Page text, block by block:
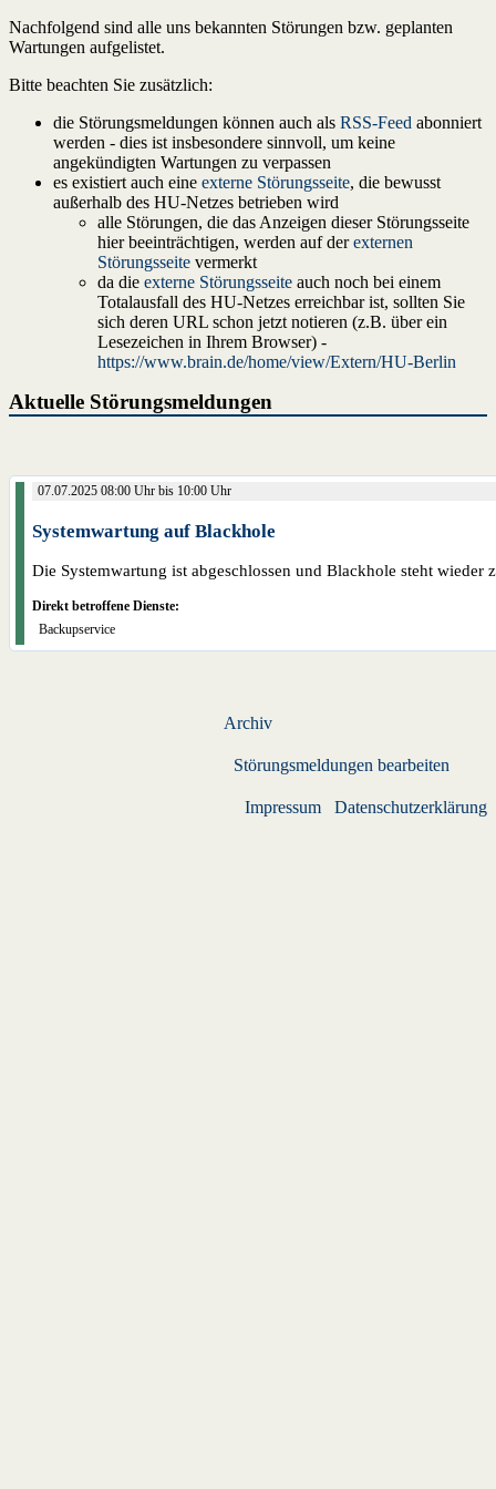
Nachfolgend sind alle uns bekannten Störungen bzw. geplanten
Wartungen aufgelistet.
Bitte beachten Sie zusätzlich:
die Störungsmeldungen können auch als RSS-Feed abonniert
werden - dies ist insbesondere sinnvoll, um keine
angekündigten Wartungen zu verpassen
es existiert auch eine externe Störungsseite, die bewusst
außerhalb des HU-Netzes betrieben wird
alle Störungen, die das Anzeigen dieser Störungsseite
hier beeinträchtigen, werden auf derexternen
Störungsseite vermerkt
da die externe Störungsseite auch noch bei einem
Totalausfall des HU-Netzes erreichbar ist, sollten Sie
sich deren URL schon jetzt notieren (z.B. über ein
Lesezeichen in Ihrem Browser) -
https://www.brain.de/home/view/Extern/HU-Berlin
Aktuelle Störungsmeldungen
07.07.2025 08:00 Uhr bis 10:00 Uhr
Systemwartung auf Blackhole
Die Systemwartung ist abgeschlossen und Blackhole steht wieder
Direkt betroffene Dienste:
Backupservice
Archiv
Störungsmeldungen bearbeiten
Impressum Datenschutzerklärung